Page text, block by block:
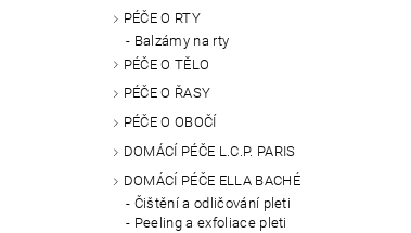
PÉČE O RTY
Balzámy na rty
PÉČE O TĚLO
PÉČE O ŘASY
PÉČE O OBOČÍ
DOMÁCÍ PÉČE L.C.P. PARIS
DOMÁCÍ PÉČE ELLA BACHÉ
Čištění a odličování pleti
Peeling a exfoliace pleti